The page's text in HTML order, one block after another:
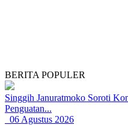
BERITA POPULER
Singgih Januratmoko Soroti
Penguatan...
06 Agustus 2026